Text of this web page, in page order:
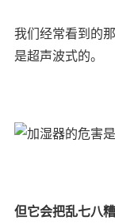
我们经常看到的
是超声波式的。
但它会把乱七八